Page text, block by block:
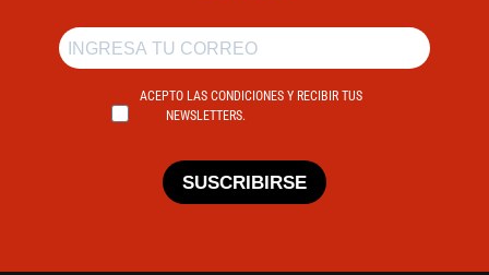
ACEPTO LAS CONDICIONES Y RECIBIR TUS
NEWSLETTERS.
SUSCRIBIRSE